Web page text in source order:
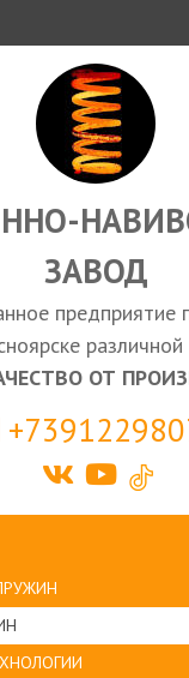
ИНВЕСТОРАМ
ПРОЕКТИРОВАНИЕ
ЭКСПОРТ
ЗАКУПКИ
КАЛЬКУЛЯТОР ПРУЖИН
Красноярск
ЗАВОД
предприятие
ОТ